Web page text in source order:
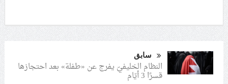
سابق
النظام الخليفيّ يفرج عن «طفلة» بعد احتجازها
قسرًا 3 أيّام